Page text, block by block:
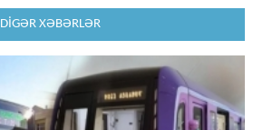
DİGƏR XƏBƏRLƏR